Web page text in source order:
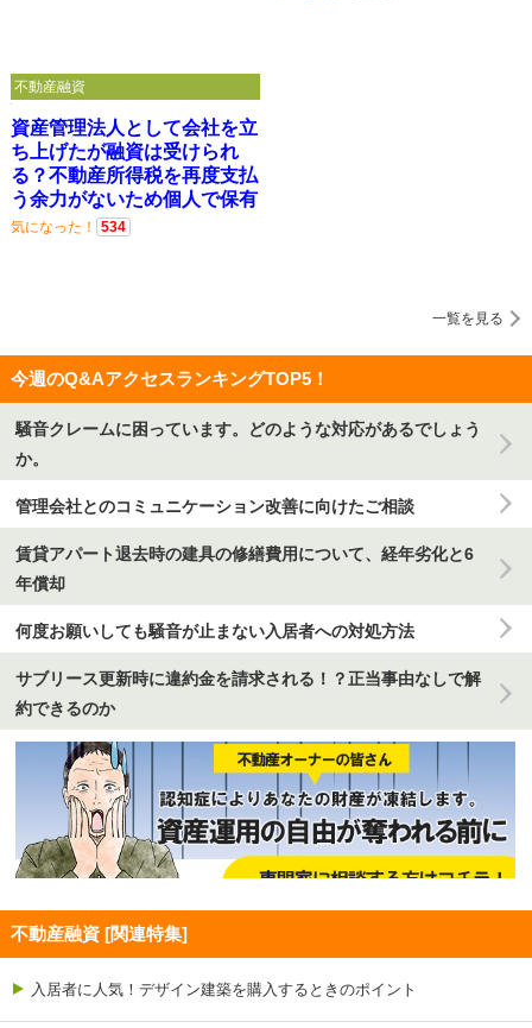
資産管理法人として会社を立
ち上げたが融資は受けられ
る？不動産所得税を再度支払
う余力がないため個人で保有
を検討しています。
気になった！ 534
不動産融資
一覧を見る
今週のQ&AアクセスランキングTOP5！
騒音クレームに困っています。どのような対応があるでしょう
か。
管理会社とのコミュニケーション改善に向けたご相談
賃貸アパート退去時の建具の修繕費用について、経年劣化と6
年償却
何度お願いしても騒音が止まない入居者への対処方法
サブリース更新時に違約金を請求される！？正当事由なしで解
約できるのか
不動産融資 [関連特集]
入居者に人気！デザイン建築を購入するときのポイント